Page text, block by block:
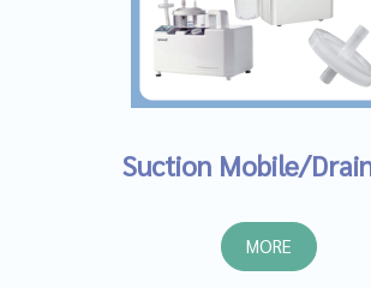
Suction Mobile/
MORE